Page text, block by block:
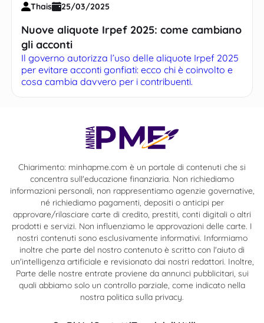
Thais 25/03/2025
Nuove aliquote Irpef 2025: come cambiano
gli acconti
Il governo autorizza l’uso delle aliquote Irpef 2025
per evitare acconti gonfiati: ecco chi è coinvolto e
cosa cambia davvero per i contribuenti.
Chiarimento: minhapme.com è un portale di contenuti che si
concentra sull'educazione finanziaria. Non richiediamo
informazioni personali, non rappresentiamo agenzie governative,
né richiediamo pagamenti, depositi o anticipi per
approvare/rilasciare carte di credito, prestiti, conti digitali o altri
prodotti e servizi. Non influenziamo le approvazioni delle carte. I
nostri contenuti sono esclusivamente informativi. Informiamo
inoltre che parte del nostro contenuto è scritto con l'aiuto di
un'intelligenza artificiale e revisionato dai nostri redattori. Inoltre,
Parte delle nostre entrate proviene da annunci pubblicitari, sui
quali abbiamo solo un controllo parziale, come indicato nella
nostra politica sulla privacy.